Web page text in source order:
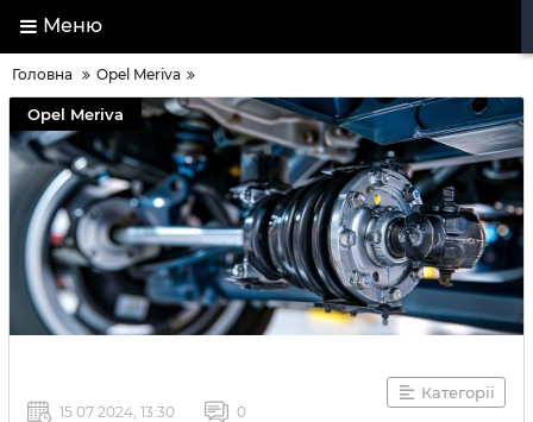
Меню
Головна Opel Meriva
Opel Meriva
Категорії
15 07 2024, 13:30 0